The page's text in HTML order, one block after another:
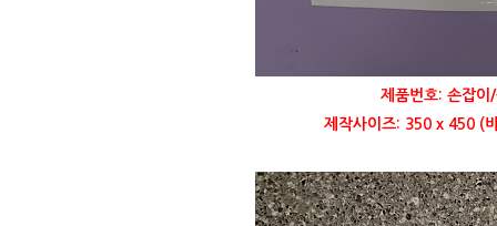
제품번호: 손잡이
제작사이즈: 350 x 450 (